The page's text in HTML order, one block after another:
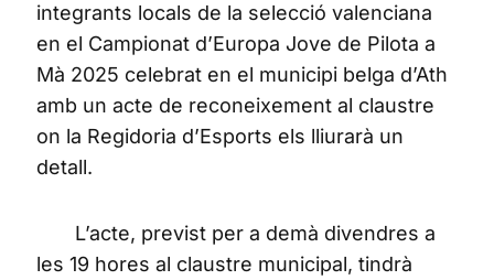
integrants locals de la selecció valenciana
en el Campionat d’Europa Jove de Pilota a
Mà 2025 celebrat en el municipi belga d’Ath
amb un acte de reconeixement al claustre
on la Regidoria d’Esports els lliurarà un
detall.
L’acte, previst per a demà divendres a
les 19 hores al claustre municipal, tindrà